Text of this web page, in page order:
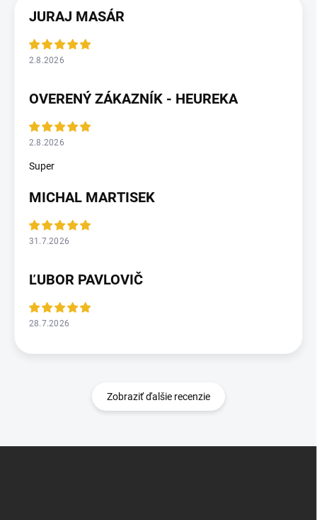
JURAJ MASÁR
2.8.2026
OVERENÝ ZÁKAZNÍK - HEUREKA
2.8.2026
Super
MICHAL MARTISEK
31.7.2026
ĽUBOR PAVLOVIČ
28.7.2026
Zobraziť ďalšie recenzie